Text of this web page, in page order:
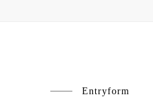
Entryform